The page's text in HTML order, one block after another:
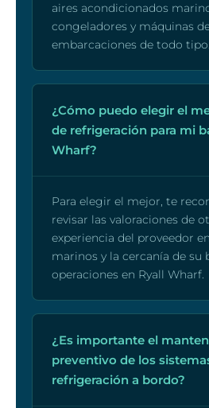
aires acondicionados
congeladores y máquinas
embarcaciones de todo tipo.
¿Cómo puedo elegir el
de refrigeración para mi
Wharf?
Para elegir el mejor, te
revisar las valoraciones de
experiencia del proveedor
marinos y la cercanía de su
operaciones en Ryall Wharf.
¿Es importante el
preventivo de los
refrigeración a bordo?